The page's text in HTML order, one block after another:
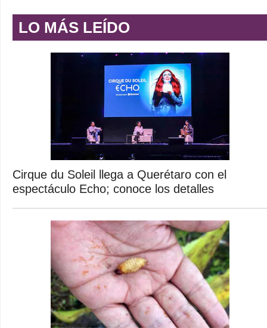
LO MÁS LEÍDO
Cirque du Soleil llega a Querétaro con el
espectáculo Echo; conoce los detalles